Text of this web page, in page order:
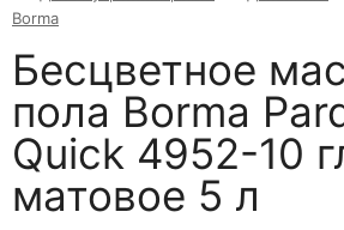
Borma
Бесцветное
пола Borma
Quick 4952-10
матовое 5 л